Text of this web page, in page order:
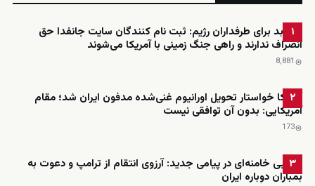
۱
خبر بد برای طرفداران رژیم: ثبت نام کنندگان سایت جانفدا حق
انصراف ندارند و راهی جنگ زمینی با آمریکا می‌شوند
8٬881
۲
آمریکا خواستار تحویل اورانیوم غنی‌شده مدفون ایران شد؛ مقام
آمریکایی: بدون آن توافقی نیست
173
۳
مجتبی خامنه‌ای در پیامی جدید: آرزوی انتقام از ترامپ و دعوت به
بمباران دوباره ایران